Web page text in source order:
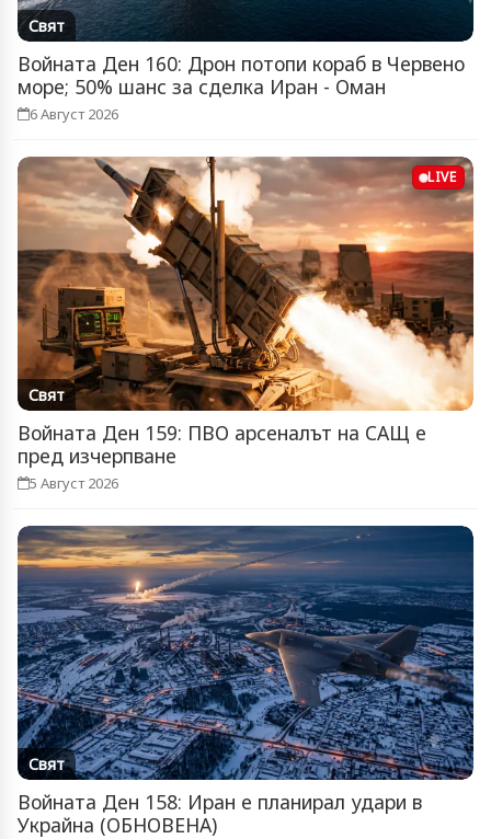
Свят
Войната Ден 160: Дрон потопи кораб в Червено
море; 50% шанс за сделка Иран - Оман
6 Август 2026
LIVE
Свят
Войната Ден 159: ПВО арсеналът на САЩ е
пред изчерпване
5 Август 2026
Свят
Войната Ден 158: Иран е планирал удари в
Украйна (ОБНОВЕНА)